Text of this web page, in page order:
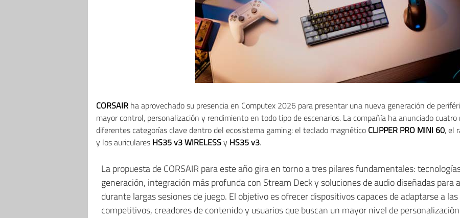
CORSAIR ha aprovechado su presencia en Computex 2026 para presentar una nueva generación de
mayor control, personalización y rendimiento en todo tipo de escenarios. La compañía ha anunciado
diferentes categorías clave dentro del ecosistema gaming: el teclado magnético CLIPPER PRO MINI 60, el
y los auriculares HS35 v3 WIRELESSy HS35 v3.
La propuesta de CORSAIR para este año gira en torno a tres pilares fundamentales:
generación, integración más profunda con Stream Deck y soluciones de audio diseñadas para
durante largas sesiones de juego. El objetivo es ofrecer dispositivos capaces de adaptarse a
competitivos, creadores de contenido y usuarios que buscan un mayor nivel de